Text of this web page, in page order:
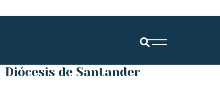
Diócesis de Santander